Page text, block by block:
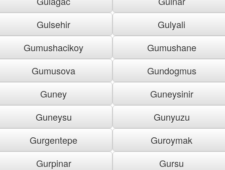
Gulsehir
Gulyali
Gumushacikoy
Gumushane
Gumusova
Gundogmus
Guney
Guneysinir
Guneysu
Gunyuzu
Gurgentepe
Guroymak
Gurpinar
Gursu